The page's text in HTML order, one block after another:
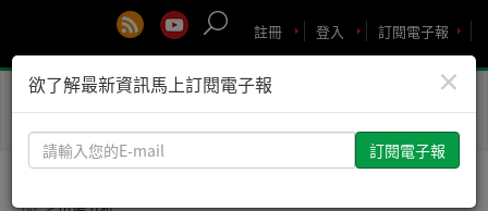
訂閱電子報
登入
註冊
Toggle
×
欲了解最新資訊馬上訂閱電子報
請
輸